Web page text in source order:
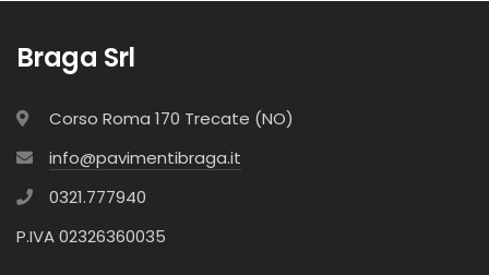
Braga Srl
Corso Roma 170 Trecate (NO)
info@pavimentibraga.it
0321.777940
P.IVA 02326360035